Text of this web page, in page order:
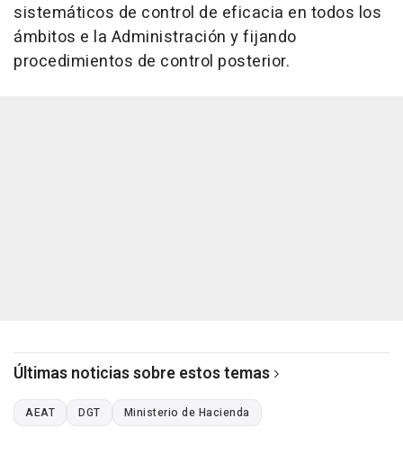
sistemáticos de control de eficacia en todos los
ámbitos e la Administración y fijando
procedimientos de control posterior.
Últimas noticias sobre estos temas
AEAT DGT Ministerio de Hacienda